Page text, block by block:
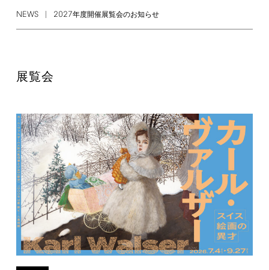
NEWS 2027年度開催展覧会のお知らせ
展覧会